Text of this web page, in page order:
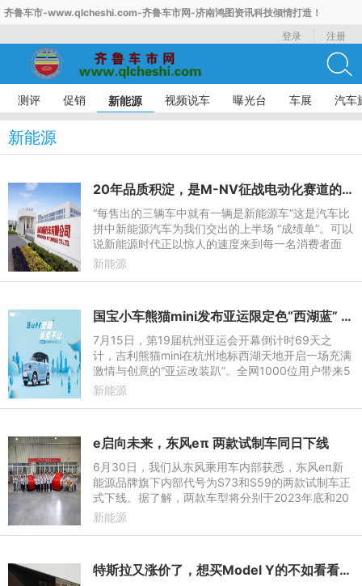
齐鲁车市-www.qlcheshi.com-齐鲁车市网-济南鸿图资讯科技倾情打造！
登录
注册
测评 促销 新能源 视频说车 曝光台 车展 汽车
新能源
20年品质积淀，是M-NV征战电动化赛道的“底气”
“每售出的三辆车中就有一辆是新能源车”这是汽车比
拼中新能源汽车为我们交出的上半场 “成绩单”。可以
说新能源时代正以惊人的速度来到每一名消费者面
前，这速度快到我们已无法通过品牌积淀去简单判断
新能源
国宝小车熊猫mini发布亚运限定色“西湖蓝” 鼎力服务杭州亚运
7月15日，第19届杭州亚运会开幕倒计时69天之
计，吉利熊猫mini在杭州地标西湖天地开启一场充满
激情与创意的“亚运改装趴”。全网1000位用户带来5
00余件改装作品，更有361°、娃哈哈、中国邮政、
新能源
e启向未来，东风eπ 两款试制车同日下线
6月30日，我们从东风乘用车内部获悉，东风eπ新
能源品牌旗下内部代号为S73和S59的两款试制车正
式下线。据了解，两款车型将分别于2023年底和20
24年二季度进入量产阶段，为东风新能源阵营再添
新能源
特斯拉又涨价了，想买Model Y的不如看看极狐阿尔法T